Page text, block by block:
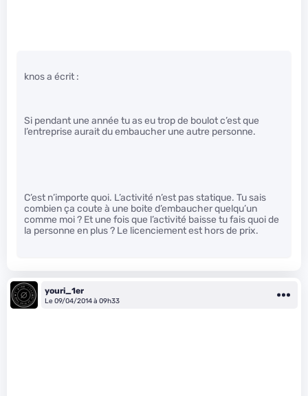
knos a écrit :
Si pendant une année tu as eu trop de boulot c’est que
l’entreprise aurait du embaucher une autre personne.
C’est n’importe quoi. L’activité n’est pas statique. Tu sais
combien ça coute à une boite d’embaucher quelqu’un
comme moi ? Et une fois que l’activité baisse tu fais quoi de
la personne en plus ? Le licenciement est hors de prix.
youri_1er
Le 09/04/2014 à 09h33